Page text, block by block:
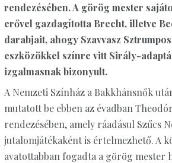
rendezésében. A görög mester
erővel gazdagította Brecht, illetve
darabjait, ahogy Szavvasz
eszközökkel színre vitt Sirály-
izgalmasnak bizonyult.
A Nemzeti Színház a Bakkhánsnők
mutatott be ebben az évadban
rendezésében, amely ráadásul Szűcs
jutalomjátékaként is értelmezhető. A
avatottabban fogadta a görög mester